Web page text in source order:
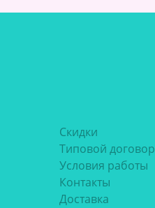
Скидки
Типовой договор
Условия работы
Контакты
Доставка